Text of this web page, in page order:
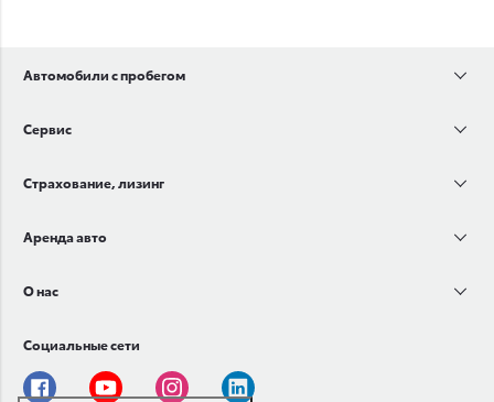
Автомобили с пробегом
Сервис
Страхование, лизинг
Аренда авто
О нас
Социальные сети
Facebook
YoutubeInstagram